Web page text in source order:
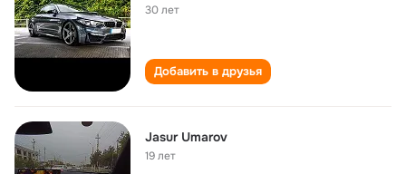
30 лет
Добавить в друзья
Jasur Umarov
19 лет